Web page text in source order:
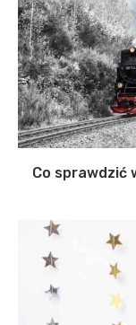
Co sprawdzić